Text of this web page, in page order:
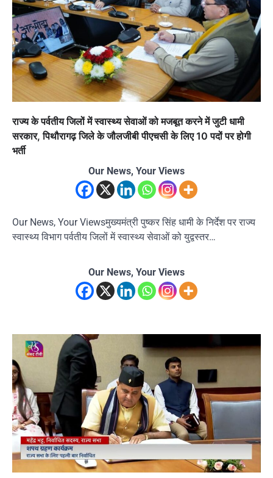
राज्य के पर्वतीय जिलों में स्वास्थ्य सेवाओं को मजबूत करने में जुटी धामी
सरकार, पिथौरागढ़ जिले के जौलजीबी पीएचसी के लिए 10 पदों पर होगी
भर्ती
Our News, Your Views
Our News, Your Viewsमुख्यमंत्री पुष्कर सिंह धामी के निर्देश पर राज्य
स्वास्थ्य विभाग पर्वतीय जिलों में स्वास्थ्य सेवाओं को युद्वस्तर…
Our News, Your Views